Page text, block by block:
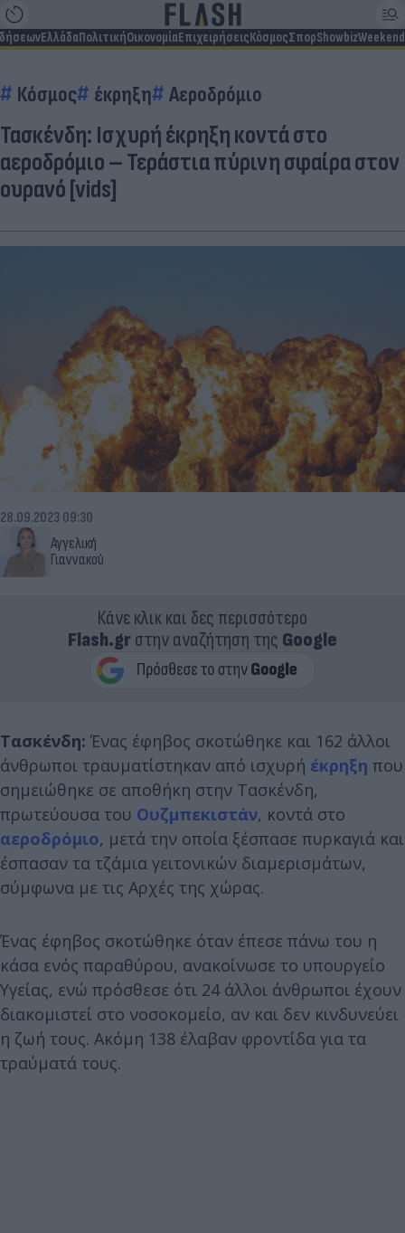
ΕλλάδαΠολιτικήΟικονομίαΕπιχειρήσειςΚόσμοςΣπορShowbizWeekend
Κόσμος έκρηξη Αεροδρόμιο
Τασκένδη: Ισχυρή έκρηξη κοντά στο
αεροδρόμιο – Τεράστια πύρινη σφαίρα στον
ουρανό [vids]
Αγγελική
Γιαννακού
28.09.2023 09:30
Κάνε κλικ και δες περισσότερο
Flash.grστην αναζήτηση της Google
Τασκένδη: Ένας έφηβος σκοτώθηκε και 162 άλλοι
άνθρωποι τραυματίστηκαν από ισχυρή έκρηξη που
σημειώθηκε σε αποθήκη στην Τασκένδη,
πρωτεύουσα του Ουζμπεκιστάν, κοντά στο
αεροδρόμιο, μετά την οποία ξέσπασε πυρκαγιά και
έσπασαν τα τζάμια γειτονικών διαμερισμάτων,
σύμφωνα με τις Αρχές της χώρας.
Ένας έφηβος σκοτώθηκε όταν έπεσε πάνω του η
κάσα ενός παραθύρου, ανακοίνωσε το υπουργείο
Υγείας, ενώ πρόσθεσε ότι 24 άλλοι άνθρωποι έχουν
διακομιστεί στο νοσοκομείο, αν και δεν κινδυνεύει
η ζωή τους. Ακόμη 138 έλαβαν φροντίδα για τα
τραύματά τους.